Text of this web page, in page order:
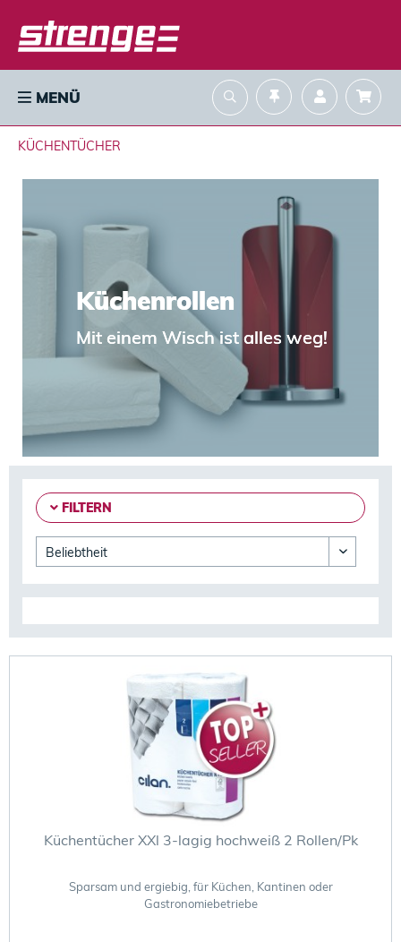
MENÜ
KÜCHENTÜCHER
Küchenrollen
Mit einem Wisch ist alles weg!
FILTERN
Küchentücher XXl 3-lagig hochweiß 2 Rollen/Pk
Sparsam und ergiebig, für Küchen, Kantinen oder
Gastronomiebetriebe